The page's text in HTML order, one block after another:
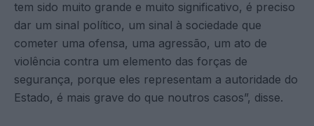
tem sido muito grande e muito significativo, é preciso
dar um sinal político, um sinal à sociedade que
cometer uma ofensa, uma agressão, um ato de
violência contra um elemento das forças de
segurança, porque eles representam a autoridade do
Estado, é mais grave do que noutros casos”, disse.